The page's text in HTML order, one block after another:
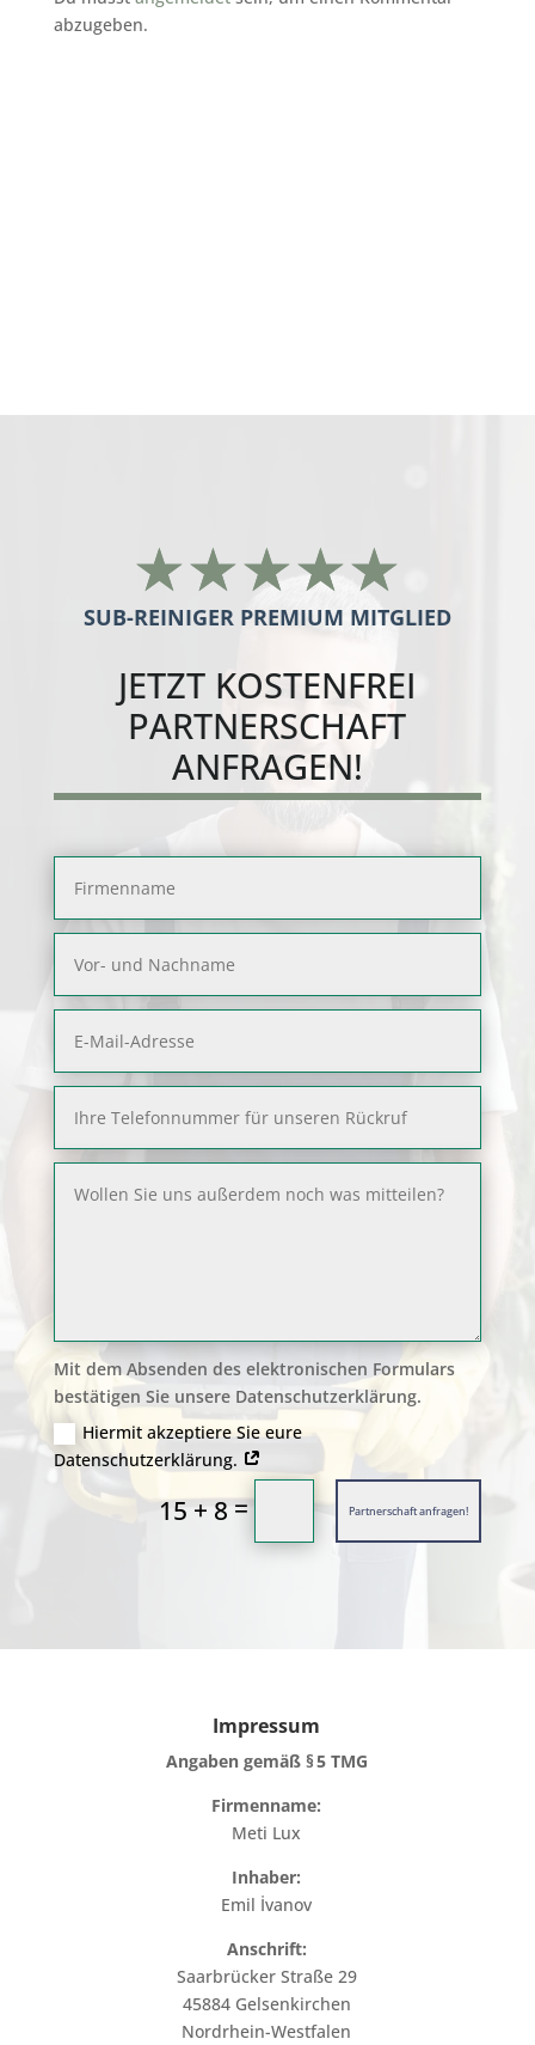
abzugeben.
☆☆☆☆☆
SUB-REINIGER PREMIUM MITGLIED
JETZT KOSTENFREI
PARTNERSCHAFT
ANFRAGEN!
Mit dem Absenden des elektronischen Formulars
bestätigen Sie unsere Datenschutzerklärung.
Hiermit akzeptiere Sie eure
Datenschutzerklärung.
15 + 8= Partnerschaft anfragen!
Impressum
Angaben gemäß § 5 TMG
Firmenname:
Meti Lux
Inhaber:
Emil İvanov
Anschrift:
Saarbrücker Straße 29
45884 Gelsenkirchen
Nordrhein-Westfalen